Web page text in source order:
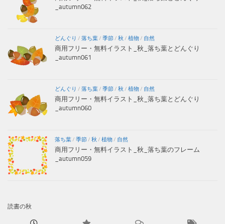
_autumn062
どんぐり / 落ち葉 / 季節 / 秋 / 植物 / 自然
商用フリー・無料イラスト_秋_落ち葉とどんぐり
_autumn061
どんぐり / 落ち葉 / 季節 / 秋 / 植物 / 自然
商用フリー・無料イラスト_秋_落ち葉とどんぐり
_autumn060
落ち葉 / 季節 / 秋 / 植物 / 自然
商用フリー・無料イラスト_秋_落ち葉のフレーム
_autumn059
読書の秋